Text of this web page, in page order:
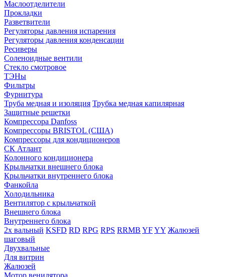
Маслоотделители
Прокладки
Разветвители
Регуляторы давления испарения
Регуляторы давления конденсации
Ресиверы
Соленоидные вентили
Стекло смотровое
ТЭНы
Фильтры
Фурнитура
Труба медная и изоляция Трубка медная капилярная
Защитные решетки
Компрессора Danfoss
Компрессоры BRISTOL (США)
Компрессоры для кондиционеров
СК Атлант
Колонного кондиционера
Крыльчатки внешнего блока
Крыльчатки внутреннего блока
Фанкойла
Холодильника
Вентилятор с крыльчаткой
Внешнего блока
Внутреннего блока
2х вальный KSFD RD RPG RPS RRMB YFYY Жалюзей
шаговый
Двухвальные
Для витрин
Жалюзей
Мотор венилятора